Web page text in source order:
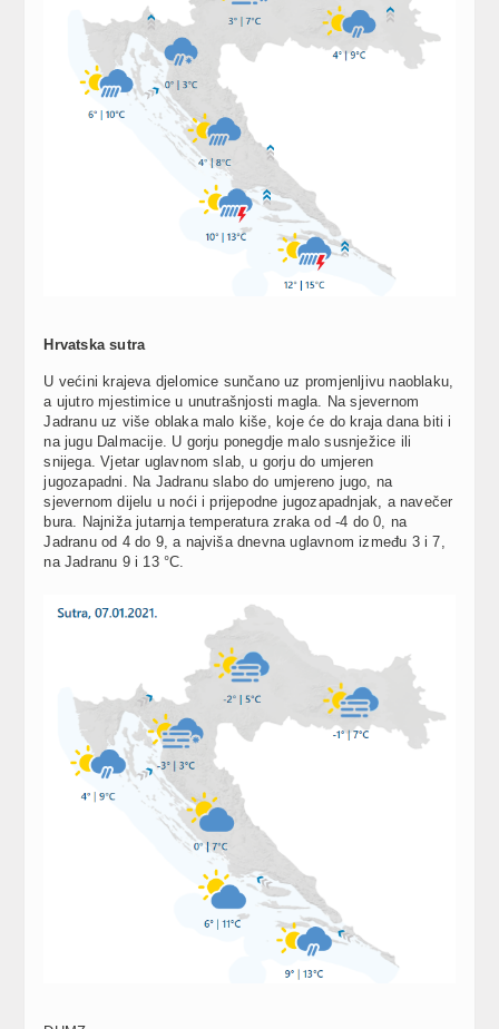
Hrvatska sutra
U većini krajeva djelomice sunčano uz promjenljivu naoblaku,
a ujutro mjestimice u unutrašnjosti magla. Na sjevernom
Jadranu uz više oblaka malo kiše, koje će do kraja dana biti i
na jugu Dalmacije. U gorju ponegdje malo susnježice ili
snijega. Vjetar uglavnom slab, u gorju do umjeren
jugozapadni. Na Jadranu slabo do umjereno jugo, na
sjevernom dijelu u noći i prijepodne jugozapadnjak, a navečer
bura. Najniža jutarnja temperatura zraka od -4 do 0, na
Jadranu od 4 do 9, a najviša dnevna uglavnom između 3 i 7,
na Jadranu 9 i 13 °C.